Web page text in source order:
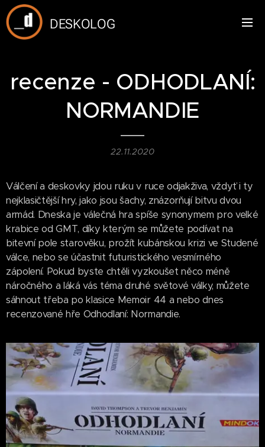
DESKOLOG
recenze - ODHODLANÍ:
NORMANDIE
22.11.2020
Válčení a deskovky jdou ruku v ruce odjakživa, vždyť i ty
nejklasičtější hry, jako jsou šachy, znázorňují bitvu dvou
armád. Dneska je válečná hra spíše synonymem pro velké
krabice od GMT, díky kterým se můžete podívat na
bitevní pole starověku, prožít kubánskou krizi ve Studené
válce, nebo se účastnit futuristického vesmírného
zápolení. Pokud byste chtěli vyzkoušet něco méně
náročného a láká vás téma druhé světové války, můžete
sáhnout třeba po klasice Memoir 44 a nebo dnes
recenzované hře Odhodlaní: Normandie.